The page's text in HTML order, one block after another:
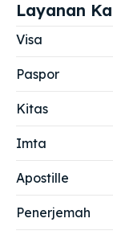
Layanan
Visa
Paspor
Kitas
Imta
Apostille
Penerjemah